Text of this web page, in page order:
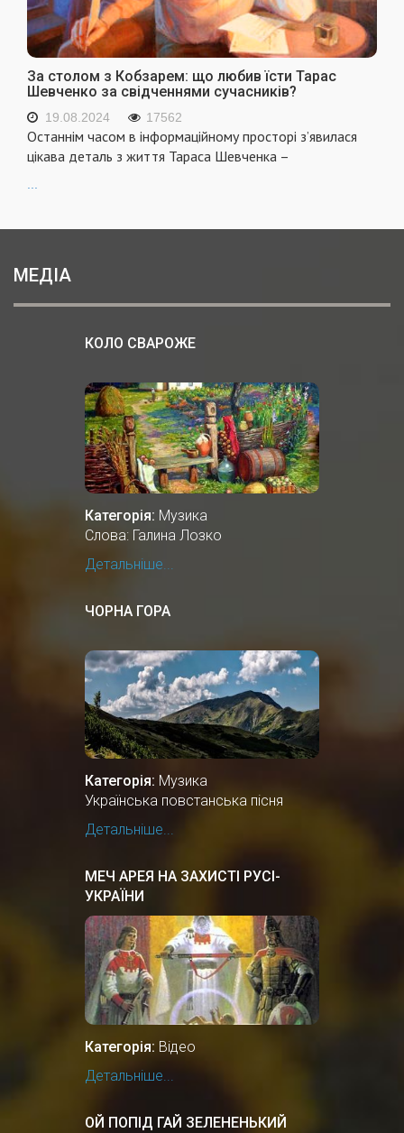
За столом з Кобзарем: що любив їсти Тарас
Шевченко за свідченнями сучасників?
19.08.2024 17562
Останнім часом в інформаційному просторі з’явилася
цікава деталь з життя Тараса Шевченка –
МЕДІА
КОЛО СВАРОЖЕ
Категорія: Музика
Слова: Галина Лозко
Детальніше...
ЧОРНА ГОРА
Категорія: Музика
Українська повстанська пісня
Детальніше...
МЕЧ АРЕЯ НА ЗАХИСТІ РУСІ-
УКРАЇНИ
Категорія: Відео
Детальніше...
ОЙ ПОПІД ГАЙ ЗЕЛЕНЕНЬКИЙ